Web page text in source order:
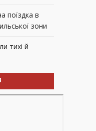
поїздка в
зони
тихі й